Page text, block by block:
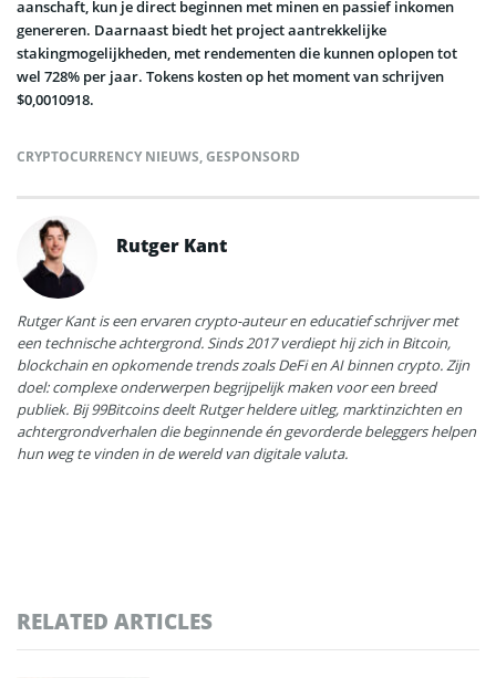
aanschaft, kun je direct beginnen met minen en passief inkomen
genereren. Daarnaast biedt het project aantrekkelijke
stakingmogelijkheden, met rendementen die kunnen oplopen tot
wel 728% per jaar. Tokens kosten op het moment van schrijven
$0,0010918.
CRYPTOCURRENCY NIEUWS,GESPONSORD
Rutger Kant
Rutger Kant is een ervaren crypto-auteur en educatief schrijver met
een technische achtergrond. Sinds 2017 verdiept hij zich in Bitcoin,
blockchain en opkomende trends zoals DeFi en AI binnen crypto. Zijn
doel: complexe onderwerpen begrijpelijk maken voor een breed
publiek. Bij 99Bitcoins deelt Rutger heldere uitleg, marktinzichten en
achtergrondverhalen die beginnende én gevorderde beleggers helpen
hun weg te vinden in de wereld van digitale valuta.
RELATED ARTICLES